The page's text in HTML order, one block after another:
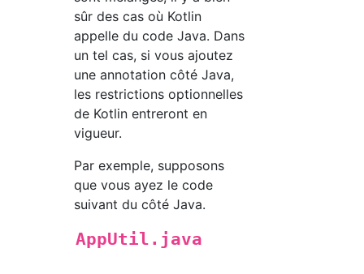
sûr des cas où Kotlin
appelle du code Java. Dans
un tel cas, si vous ajoutez
une annotation côté Java,
les restrictions optionnelles
de Kotlin entreront en
vigueur.
Par exemple, supposons
que vous ayez le code
suivant du côté Java.
AppUtil.java